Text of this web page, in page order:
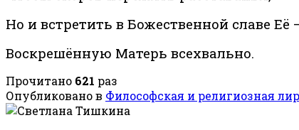
Но и встретить в Божественной славе Её
Воскрешённую Матерь всехвально.
Прочитано 621 раз
Опубликовано в Философская и религиозная